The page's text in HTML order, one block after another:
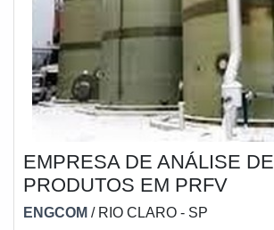
EMPRESA DE ANÁLISE DE
PRODUTOS EM PRFV
ENGCOM / RIO CLARO - SP